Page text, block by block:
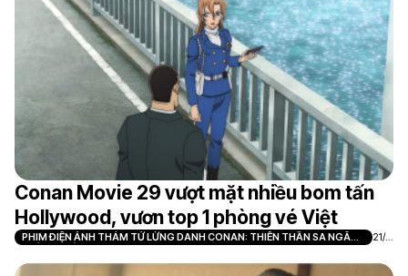
Conan Movie 29 vượt mặt nhiều bom tấn
Hollywood, vươn top 1 phòng vé Việt
PHIM ĐIỆN ẢNH THÁM TỬ LỪNG DANH CONAN: THIÊN THẦN SA NGÃ
TRÊN XA LỘ
21/0